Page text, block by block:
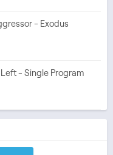
- Exodus
- Single Program